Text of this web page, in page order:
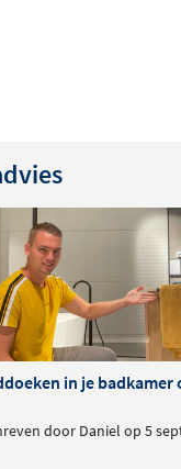
& dont's
in je
door Daniel op 5